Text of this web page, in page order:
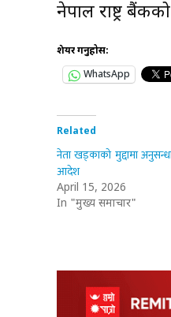
नेपाल राष्ट्र
शेयर गर्नुहोस:
WhatsApp
Related
नेता खड्काको मुद्दामा
आदेश
April 15, 2026
In "मुख्य समाचार"